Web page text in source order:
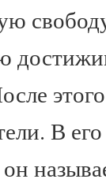
В